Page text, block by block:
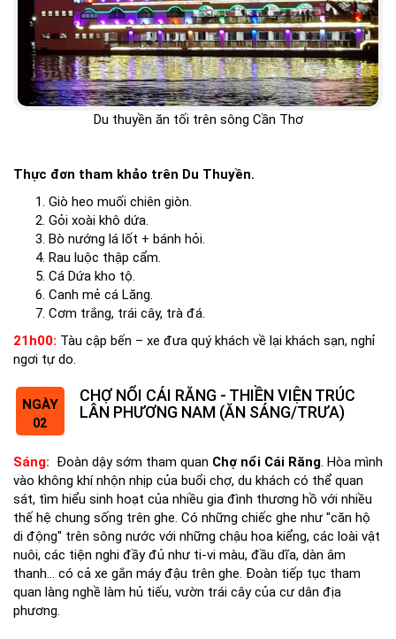
Du thuyền ăn tối trên sông Cần Thơ
Thực đơn tham khảo trên Du Thuyền.
Giò heo muối chiên giòn.
Gỏi xoài khô dứa.
Bò nướng lá lốt + bánh hỏi.
Rau luộc thập cẩm.
Cá Dứa kho tộ.
Canh mẻ cá Lăng.
Cơm trắng, trái cây, trà đá.
21h00: Tàu cập bến – xe đưa quý khách về lại khách sạn, nghỉ
ngơi tự do.
NGÀY
02
CHỢ NỔI CÁI RĂNG - THIỀN VIỆN TRÚC
LÂN PHƯƠNG NAM (ĂN SÁNG/TRƯA)
Sáng: Đoàn dậy sớm tham quan Chợ nổi Cái Răng. Hòa mình
vào không khí nhộn nhịp của buổi chợ, du khách có thể quan
sát, tìm hiểu sinh hoạt của nhiều gia đình thương hồ với nhiều
thế hệ chung sống trên ghe. Có những chiếc ghe như "căn hộ
di động" trên sông nước với những chậu hoa kiểng, các loài vật
nuôi, các tiện nghi đầy đủ như ti-vi màu, đầu dĩa, dàn âm
thanh... có cả xe gắn máy đậu trên ghe. Đoàn tiếp tục tham
quan làng nghề làm hủ tiếu, vườn trái cây của cư dân địa
phương.